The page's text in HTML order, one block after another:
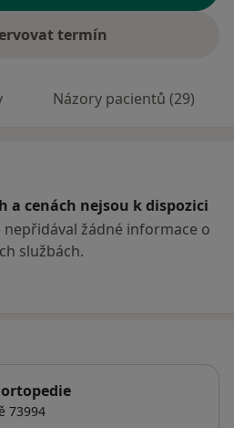
termín
Názory pacientů (29)
a cenách nejsou k dispozici
žádné informace o
službách.
73994